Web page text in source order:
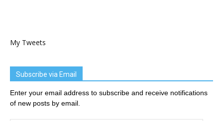
My Tweets
Subscribe via Email
Enter your email address to subscribe and receive notifications
of new posts by email.